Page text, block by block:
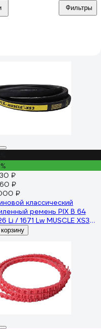
Фильтры
₽
₽
₽
классический
ремень PIX B 64
Li / 1671 Lw MUSCLE XS3
00037991